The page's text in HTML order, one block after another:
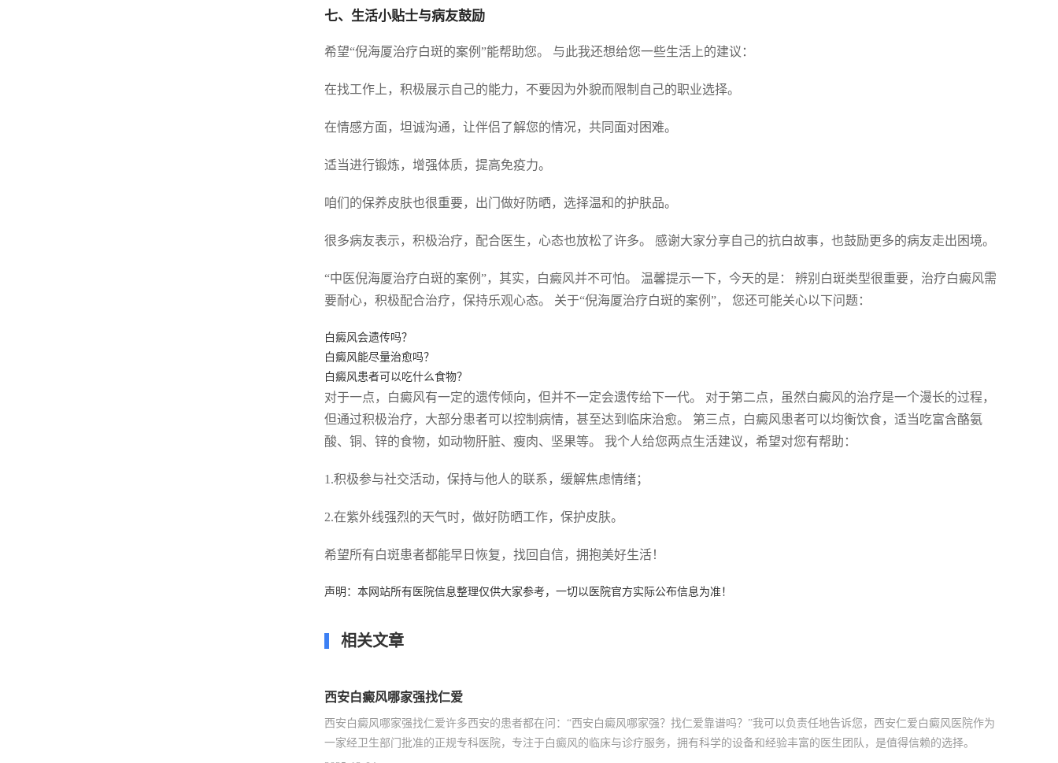
七、生活小贴士与病友鼓励
希望“倪海厦治疗白斑的案例”能帮助您。 与此我还想给您一些生活上的建议：
在找工作上，积极展示自己的能力，不要因为外貌而限制自己的职业选择。
在情感方面，坦诚沟通，让伴侣了解您的情况，共同面对困难。
适当进行锻炼，增强体质，提高免疫力。
咱们的保养皮肤也很重要，出门做好防晒，选择温和的护肤品。
很多病友表示，积极治疗，配合医生，心态也放松了许多。 感谢大家分享自己的抗白故事，也鼓励更多的病友走出困境。
“中医倪海厦治疗白斑的案例”，其实，白癜风并不可怕。 温馨提示一下，今天的是： 辨别白斑类型很重要，治疗白癜风需
要耐心，积极配合治疗，保持乐观心态。 关于“倪海厦治疗白斑的案例”， 您还可能关心以下问题：
白癜风会遗传吗？
白癜风能尽量治愈吗？
白癜风患者可以吃什么食物？
对于一点，白癜风有一定的遗传倾向，但并不一定会遗传给下一代。 对于第二点，虽然白癜风的治疗是一个漫长的过程，
但通过积极治疗，大部分患者可以控制病情，甚至达到临床治愈。 第三点，白癜风患者可以均衡饮食，适当吃富含酪氨
酸、铜、锌的食物，如动物肝脏、瘦肉、坚果等。 我个人给您两点生活建议，希望对您有帮助：
1.积极参与社交活动，保持与他人的联系，缓解焦虑情绪；
2.在紫外线强烈的天气时，做好防晒工作，保护皮肤。
希望所有白斑患者都能早日恢复，找回自信，拥抱美好生活！
声明：本网站所有医院信息整理仅供大家参考，一切以医院官方实际公布信息为准！
相关文章
西安白癜风哪家强找仁爱
西安白癜风哪家强找仁爱许多西安的患者都在问：“西安白癜风哪家强？找仁爱靠谱吗？”我可以负责任地告诉您，西安仁爱白癜风医院作为
一家经卫生部门批准的正规专科医院，专注于白癜风的临床与诊疗服务，拥有科学的设备和经验丰富的医生团队，是值得信赖的选择。